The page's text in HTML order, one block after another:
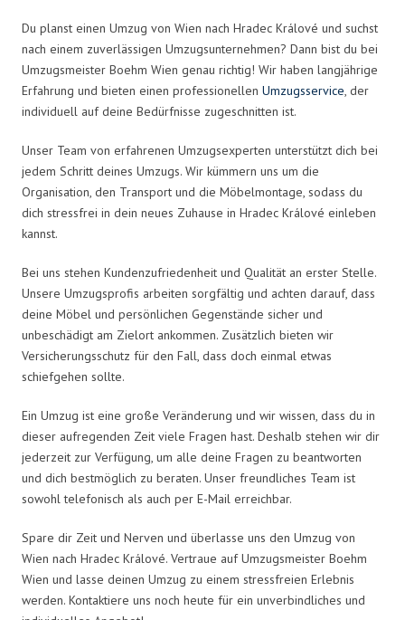
Du planst einen Umzug von Wien nach Hradec Králové und suchst
nach einem zuverlässigen Umzugsunternehmen? Dann bist du bei
Umzugsmeister Boehm Wien genau richtig! Wir haben langjährige
Erfahrung und bieten einen professionellen Umzugsservice, der
individuell auf deine Bedürfnisse zugeschnitten ist.
Unser Team von erfahrenen Umzugsexperten unterstützt dich bei
jedem Schritt deines Umzugs. Wir kümmern uns um die
Organisation, den Transport und die Möbelmontage, sodass du
dich stressfrei in dein neues Zuhause in Hradec Králové einleben
kannst.
Bei uns stehen Kundenzufriedenheit und Qualität an erster Stelle.
Unsere Umzugsprofis arbeiten sorgfältig und achten darauf, dass
deine Möbel und persönlichen Gegenstände sicher und
unbeschädigt am Zielort ankommen. Zusätzlich bieten wir
Versicherungsschutz für den Fall, dass doch einmal etwas
schiefgehen sollte.
Ein Umzug ist eine große Veränderung und wir wissen, dass du in
dieser aufregenden Zeit viele Fragen hast. Deshalb stehen wir dir
jederzeit zur Verfügung, um alle deine Fragen zu beantworten
und dich bestmöglich zu beraten. Unser freundliches Team ist
sowohl telefonisch als auch per E-Mail erreichbar.
Spare dir Zeit und Nerven und überlasse uns den Umzug von
Wien nach Hradec Králové. Vertraue auf Umzugsmeister Boehm
Wien und lasse deinen Umzug zu einem stressfreien Erlebnis
werden. Kontaktiere uns noch heute für ein unverbindliches und